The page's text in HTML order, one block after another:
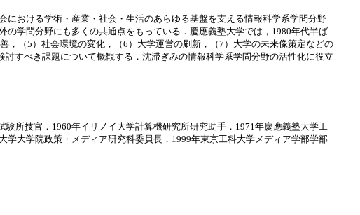
おける学術・産業・社会・生活のあらゆる基盤を支える情報科学系学問分野
学問分野にも多くの共通点をもっている．慶應義塾大学では，1980年代半ば
（5）社会環境の変化，（6）大学運営の刷新，（7）大学の未来像策定などの
すべき課題について概観する．沈滞ぎみの情報科学系学問分野の活性化に役立
所技官．1960年イリノイ大学計算機研究所研究助手．1971年慶應義塾大学工
大学院政策・メディア研究科委員長．1999年東京工科大学メディア学部学部